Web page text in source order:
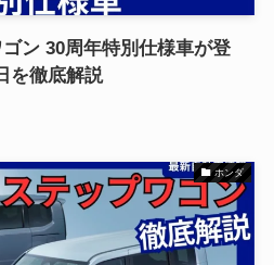
ン 30周年特別仕様車が登
を徹底解説
ホンダ